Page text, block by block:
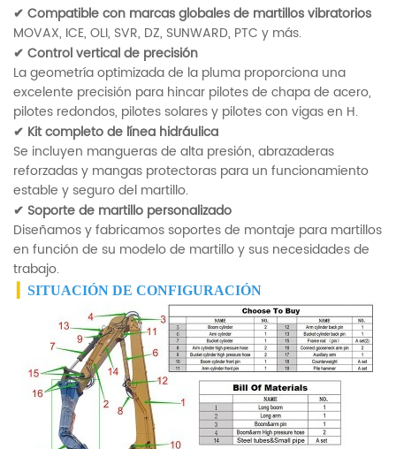
✔ Compatible con marcas globales de martillos vibratorios
MOVAX, ICE, OLI, SVR, DZ, SUNWARD, PTC y más.
✔ Control vertical de precisión
La geometría optimizada de la pluma proporciona una
excelente precisión para hincar pilotes de chapa de acero,
pilotes redondos, pilotes solares y pilotes con vigas en H.
✔ Kit completo de línea hidráulica
Se incluyen mangueras de alta presión, abrazaderas
reforzadas y mangas protectoras para un funcionamiento
estable y seguro del martillo.
✔ Soporte de martillo personalizado
Diseñamos y fabricamos soportes de montaje para martillos
en función de su modelo de martillo y sus necesidades de
trabajo.
SITUACIÓN DE CONFIGURACIÓN